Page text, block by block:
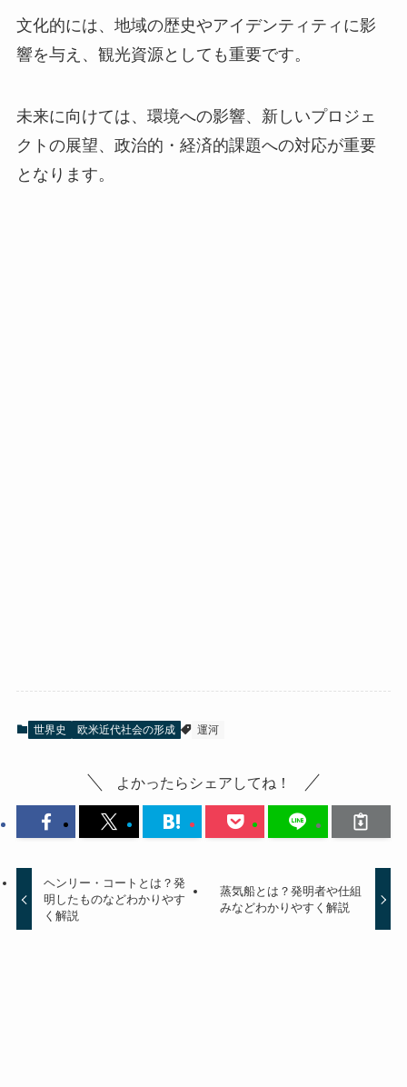
文化的には、地域の歴史やアイデンティティに影
響を与え、観光資源としても重要です。
未来に向けては、環境への影響、新しいプロジェ
クトの展望、政治的・経済的課題への対応が重要
となります。
世界史 欧米近代社会の形成 運河
よかったらシェアしてね！
ヘンリー・コートとは？発
明したものなどわかりやす
く解説
蒸気船とは？発明者や仕組
みなどわかりやすく解説